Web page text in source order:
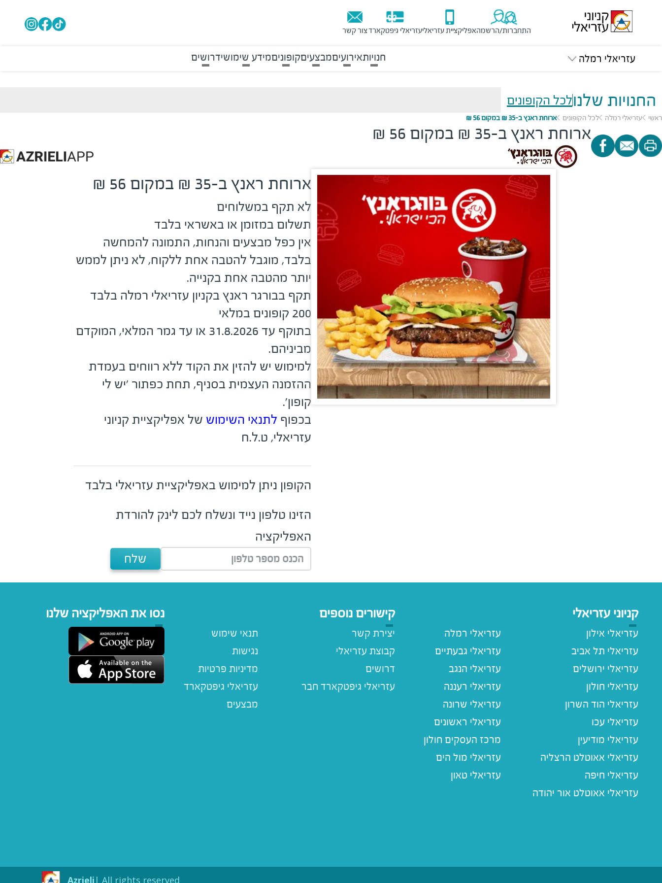
התחברות/הרשמהאפליקציית עזריאליעזריאלי גיפטקארדצור קשר
עזריאלי רמלה חנויותאירועיםמבצעיםקופוניםמידע שימושידרושים
החנויות שלנולכל הקופונים
ראשי עזריאלי רמלה לכל הקופונים ארוחת ראנץ ב-35 ₪ במקום 56 ₪
ארוחת ראנץ ב-35 ₪ במקום 56 ₪
ארוחת ראנץ ב-35 ₪ במקום 56 ₪
לא תקף במשלוחים
תשלום במזומן או באשראי בלבד
אין כפל מבצעים והנחות, התמונה להמחשה
בלבד, מוגבל להטבה אחת ללקוח, לא ניתן לממש
יותר מהטבה אחת בקנייה.
תקף בבורגר ראנץ בקניון עזריאלי רמלה בלבד
200 קופונים במלאי
בתוקף עד 31.8.2026 או עד גמר המלאי, המוקדם
מביניהם.
​למימוש יש להזין את הקוד ללא רווחים בעמדת
ההזמנה העצמית בסניף, תחת כפתור 'יש לי
קופון'.
בכפוף לתנאי השימוש של אפליקציית קניוני
עזריאלי, ט.ל.ח
הקופון ניתן למימוש באפליקציית עזריאלי בלבד
הזינו טלפון נייד ונשלח לכם לינק להורדת
האפליקציה
הכנס מספר טלפון שלח
קניוני עזריאלי
עזריאלי אילון
עזריאלי תל אביב
עזריאלי ירושלים
עזריאלי חולון
עזריאלי הוד השרון
עזריאלי עכו
עזריאלי מודיעין
עזריאלי אאוטלט הרצליה
עזריאלי חיפה
עזריאלי אאוטלט אור יהודה
עזריאלי רמלה
עזריאלי גבעתיים
עזריאלי הנגב
עזריאלי רעננה
עזריאלי שרונה
עזריאלי ראשונים
מרכז העסקים חולון
עזריאלי מול הים
עזריאלי טאון
קישורים נוספים
תנאי שימוש
נגישות
מדיניות פרטיות
עזריאלי גיפטקארד
מבצעים
יצירת קשר
קבוצת עזריאלי
דרושים
נסו את האפליקציה שלנו
All rights reserved |
Azrieli